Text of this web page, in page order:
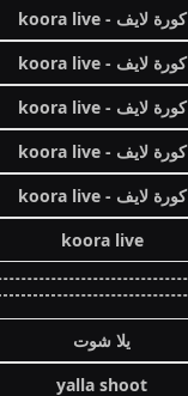
كورة لايف - koora live
كورة لايف - koora live
كورة لايف - koora live
كورة لايف - koora live
كورة لايف - koora live
koora live
يلا شوت
yalla shoot